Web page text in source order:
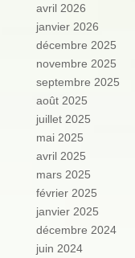
avril 2026
janvier 2026
décembre 2025
novembre 2025
septembre 2025
août 2025
juillet 2025
mai 2025
avril 2025
mars 2025
février 2025
janvier 2025
décembre 2024
juin 2024